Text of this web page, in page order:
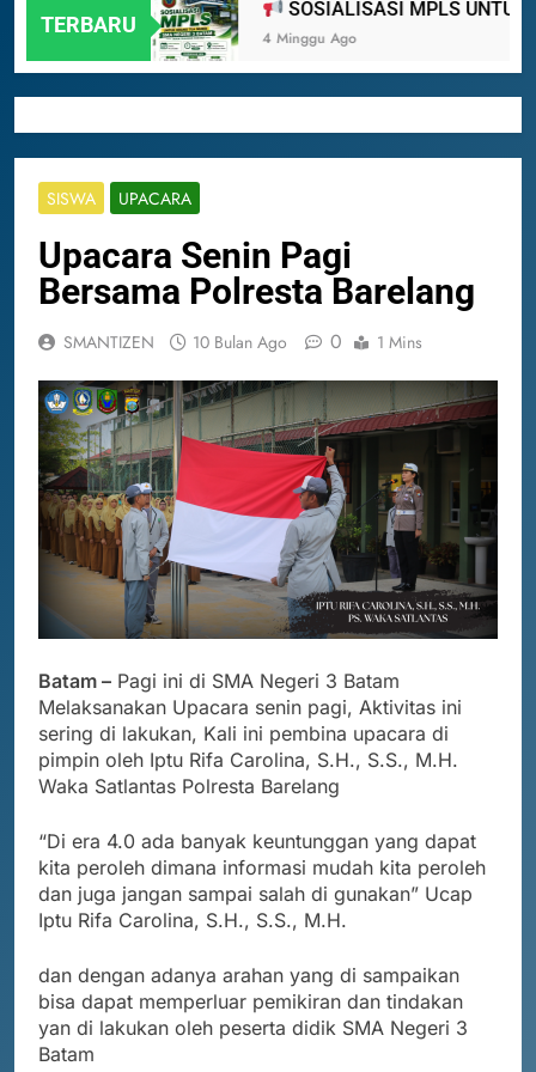
TERBARU
SOSIALISASI MPLS UNTUK
4 Minggu Ago
SISWA UPACARA
Upacara Senin Pagi
Bersama Polresta Barelang
SMANTIZEN 10 Bulan Ago 0 1 Mins
Batam – Pagi ini di SMA Negeri 3 Batam
Melaksanakan Upacara senin pagi, Aktivitas ini
sering di lakukan, Kali ini pembina upacara di
pimpin oleh Iptu Rifa Carolina, S.H., S.S., M.H.
Waka Satlantas Polresta Barelang
“Di era 4.0 ada banyak keuntunggan yang dapat
kita peroleh dimana informasi mudah kita peroleh
dan juga jangan sampai salah di gunakan” Ucap
Iptu Rifa Carolina, S.H., S.S., M.H.
dan dengan adanya arahan yang di sampaikan
bisa dapat memperluar pemikiran dan tindakan
yan di lakukan oleh peserta didik SMA Negeri 3
Batam
PENGUMUMAN TIDAK PERLU
DATANG KE SEKOLAH CUKUP
6
INFO PENTING – JANGAN
LUPA LAPOR DIRI!
7
INFO PENTING UNTUK
PRESTASI SISWA
8